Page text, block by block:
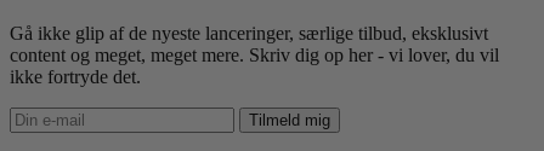
Gå ikke glip af de nyeste lanceringer, særlige tilbud, eksklusivt
content og meget, meget mere. Skriv dig op her - vi lover, du vil
ikke fortryde det.
Tilmeld mig